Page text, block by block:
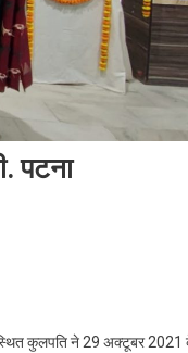
पटना
कुलपति ने 29 अक्टूबर